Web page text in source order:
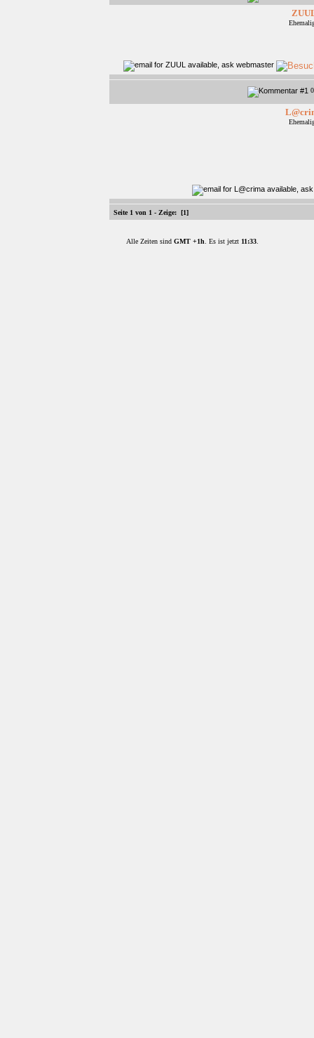
Seite 1 von 1 - Zeige: [1]
Alle Zeiten sind GMT +1h . Es ist jetzt 11:33.